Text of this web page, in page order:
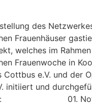
des
Frauenhäuser
welches im
Frauenwoche in
Cottbus e.V. und der
initiiert und
01.